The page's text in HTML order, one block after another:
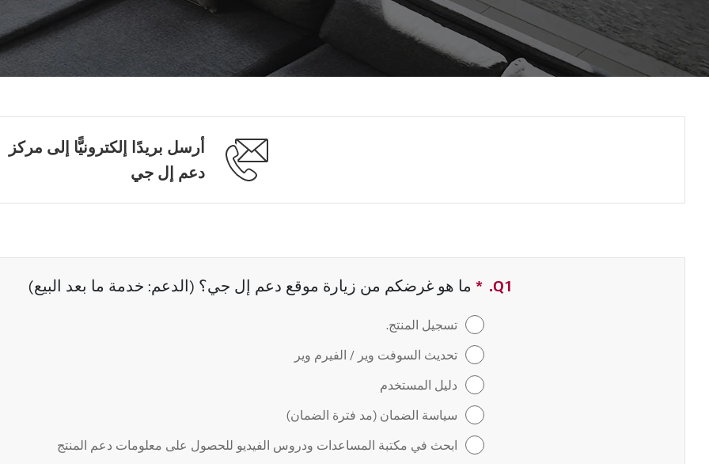
أرسل بريدًا إلكترونيًّا إلى مركز
دعم إل جي
Q1.
* حقل مطلوب
ما هو غرضكم من زيارة موقع دعم إل جي؟ (الدعم: خدمة ما بعد البيع)
تسجيل المنتج.
تحديث السوفت وير / الفيرم وير
دليل المستخدم
سياسة الضمان (مد فترة الضمان)
ابحث في مكتبة المساعدات ودروس الفيديو للحصول على معلومات دعم المنتج